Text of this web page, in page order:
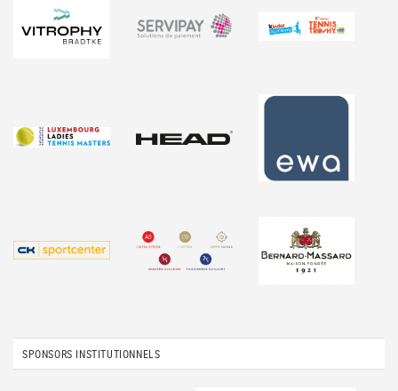
SPONSORS INSTITUTIONNELS